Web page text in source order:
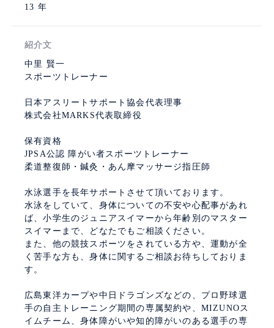
13 年
紹介文
中里 賢一
スポーツトレーナー
日本アスリートサポート協会代表理事
株式会社MARKS代表取締役
保有資格
JPSA公認 障がい者スポーツトレーナー
柔道整復師・鍼灸・あん摩マッサージ指圧師
水泳選手を長年サポートさせて頂いております。
水泳をしていて、身体についての不安や心配事があれ
ば、小学生のジュニアスイマーから年齢別のマスター
スイマーまで、どなたでもご相談ください。
また、他の競技スポーツをされている方や、運動が全
く苦手な方も、身体に関するご相談お待ちしておりま
す。
広島東洋カープや中日ドラゴンズなどの、プロ野球選
手の自主トレーニング期間の専属契約や、MIZUNOス
イムチーム、身体障がいや知的障がいのある選手の専